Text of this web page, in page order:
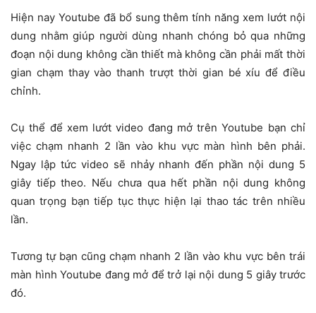
Hiện nay Youtube đã bổ sung thêm tính năng xem lướt nội
dung nhằm giúp người dùng nhanh chóng bỏ qua những
đoạn nội dung không cần thiết mà không cần phải mất thời
gian chạm thay vào thanh trượt thời gian bé xíu để điều
chỉnh.
Cụ thể để xem lướt video đang mở trên Youtube bạn chỉ
việc chạm nhanh 2 lần vào khu vực màn hình bên phải.
Ngay lập tức video sẽ nhảy nhanh đến phần nội dung 5
giây tiếp theo. Nếu chưa qua hết phần nội dung không
quan trọng bạn tiếp tục thực hiện lại thao tác trên nhiều
lần.
Tương tự bạn cũng chạm nhanh 2 lần vào khu vực bên trái
màn hình Youtube đang mở để trở lại nội dung 5 giây trước
đó.